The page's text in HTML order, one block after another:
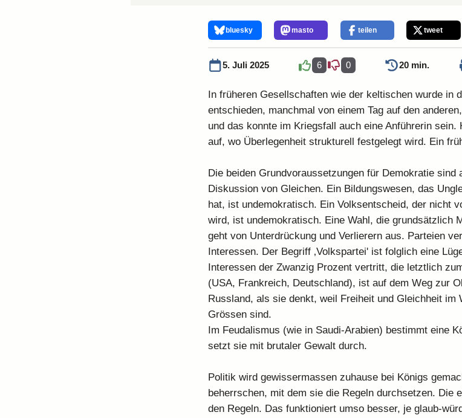
bluesky masto teilen tweet
5. Juli 2025 6 0 20 min.
In früheren Gesellschaften wie der keltischen wurde in
entschieden, manchmal von einem Tag auf den
und das konnte im Kriegsfall auch eine Anführerin
auf, wo Überlegenheit strukturell festgelegt wird. Ein
Die beiden Grundvoraussetzungen für Demokratie sind
Diskussion von Gleichen. Ein Bildungswesen, das
hat, ist undemokratisch. Ein Volksentscheid, der nicht
wird, ist undemokratisch. Eine Wahl, die grundsätzlich
geht von Unterdrückung und Verlierern aus. Parteien
Interessen. Der Begriff ‚Volkspartei' ist folglich eine
Interessen der Zwanzig Prozent vertritt, die letztlich
(USA, Frankreich, Deutschland), ist auf dem Weg zur
Russland, als sie denkt, weil Freiheit und Gleichheit im
Grössen sind.
Im Feudalismus (wie in Saudi-Arabien) bestimmt eine
setzt sie mit brutaler Gewalt durch.
Politik wird gewissermassen zuhause bei Königs
beherrschen, mit dem sie die Regeln durchsetzen. Die
den Regeln. Das funktioniert umso besser, je glaub-